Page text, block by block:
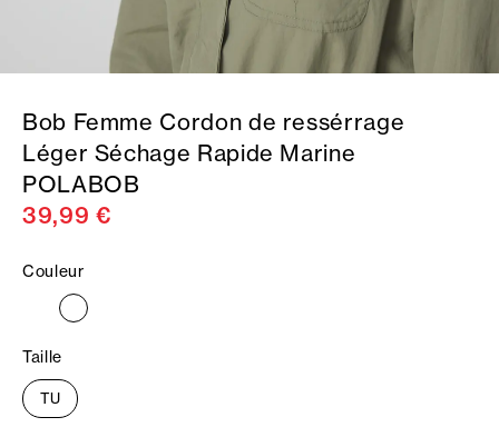
Bob Femme Cordon de ressérrage
Léger Séchage Rapide Marine
POLABOB
39,99 €
Couleur
Taille
TU